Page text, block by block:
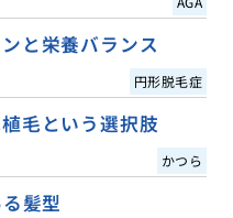
と栄養バランス
円形脱毛症
毛という選択肢
かつら
髪型